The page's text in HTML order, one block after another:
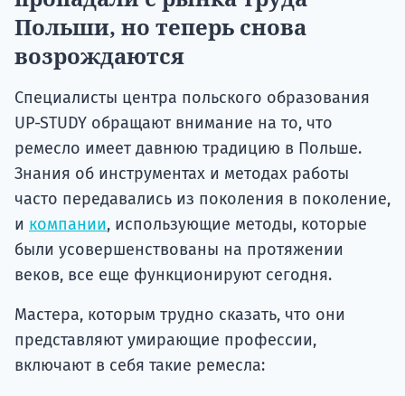
Польши, но теперь снова
возрождаются
Специалисты центра польского образования
UP-STUDY обращают внимание на то, что
ремесло имеет давнюю традицию в Польше.
Знания об инструментах и методах работы
часто передавались из поколения в поколение,
и компании, использующие методы, которые
были усовершенствованы на протяжении
веков, все еще функционируют сегодня.
Мастера, которым трудно сказать, что они
представляют умирающие профессии,
включают в себя такие ремесла: